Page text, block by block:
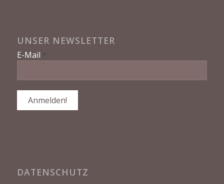
UNSER NEWSLETTER
E-Mail *
DATENSCHUTZ